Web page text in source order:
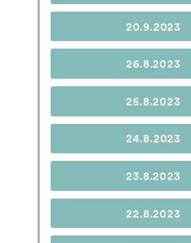
20.9.2023
26.8.2023
25.8.2023
24.8.2023
23.8.2023
22.8.2023